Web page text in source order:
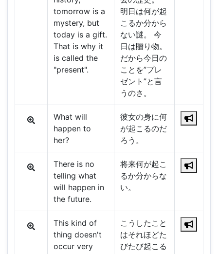
tomorrow is a
mystery, but
today is a gift.
That is why it
is called the
"present".
明日は何が起
こるか分から
ない謎。 今
日は贈り物。
だから今日の
ことを”プレ
ゼント”と言
うのさ。
What will
happen to
her?
彼女の身に何
が起こるのだ
ろう。
There is no
telling what
will happen in
the future.
将来何が起こ
るか分からな
い。
This kind of
thing doesn't
occur very
こうしたこと
はそれほどた
びたび起こる